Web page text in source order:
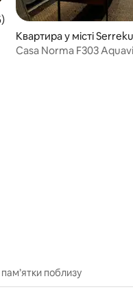
оцінка: 5 з 5, відгуки: 6
Квартира у місті
Casa Norma F303
поблизу